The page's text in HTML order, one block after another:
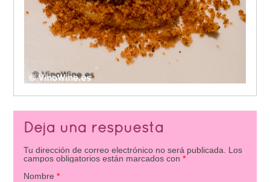
Deja una respuesta
Tu dirección de correo electrónico no será publicada. Los
campos obligatorios están marcados con *
Nombre *